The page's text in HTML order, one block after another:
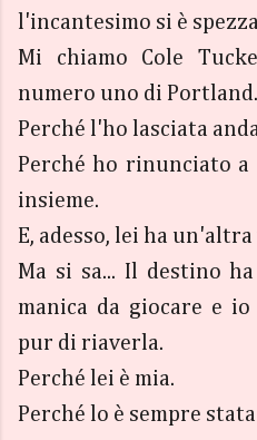
l'incantesimo si è
Mi chiamo Cole
numero uno di Portland.
Perché l'ho lasciata
Perché ho rinunciato a
insieme.
E, adesso, lei ha
Ma si sa... Il destino
manica da giocare e
pur di riaverla.
Perché lei è mia.
Perché lo è sempre